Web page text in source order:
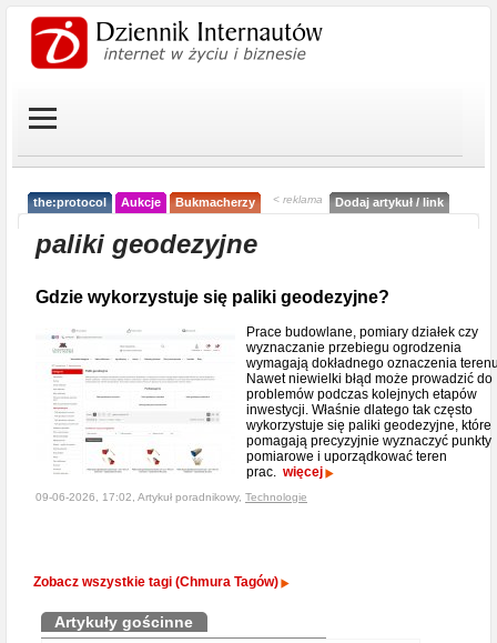
the:protocol Aukcje Bukmacherzy < reklama Dodaj artykuł / link
paliki geodezyjne
Gdzie wykorzystuje się paliki geodezyjne?
Prace budowlane, pomiary działek czy
wyznaczanie przebiegu ogrodzenia
wymagają dokładnego oznaczenia
Nawet niewielki błąd może prowadzić do
problemów podczas kolejnych etapów
inwestycji. Właśnie dlatego tak często
wykorzystuje się paliki geodezyjne, które
pomagają precyzyjnie wyznaczyć punkty
pomiarowe i uporządkować teren
prac. więcej
09-06-2026, 17:02, Artykuł poradnikowy, Technologie
Zobacz wszystkie tagi (Chmura Tagów)
Artykuły gościnne